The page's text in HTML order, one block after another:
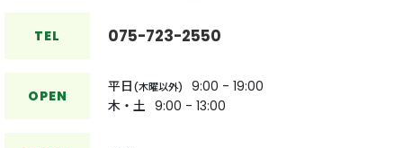
TEL 075-723-2550
OPEN
平日(木曜以外)
9:00 - 19:00
木・土 9:00 - 13:00